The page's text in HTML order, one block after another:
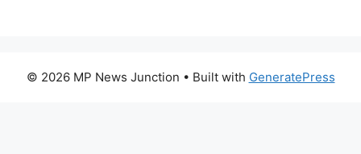
© 2026 MP News Junction • Built with GeneratePress